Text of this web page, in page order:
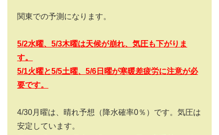
関東での予測になります。
5/2水曜、5/3木曜は天候が崩れ、気圧も下がりま
す。
5/1火曜と5/5土曜、5/6日曜が寒暖差疲労に注意が必
要です。
4/30月曜は、晴れ予想（降水確率0％）です。気圧は
安定しています。